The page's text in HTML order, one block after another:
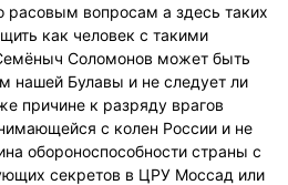
расовым вопросам а здесь таких
как человек с такими
Соломонов может быть
нашей Булавы и не следует ли
причине к разряду врагов
с колен России и не
обороноспособности страны с
секретов в ЦРУ Моссад или